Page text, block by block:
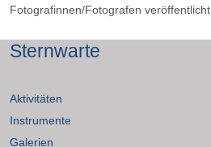
Fotografinnen/Fotografen veröffentlicht.
Sternwarte
Aktivitäten
Instrumente
Galerien